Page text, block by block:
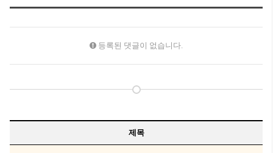
등록된 댓글이 없습니다.
제목